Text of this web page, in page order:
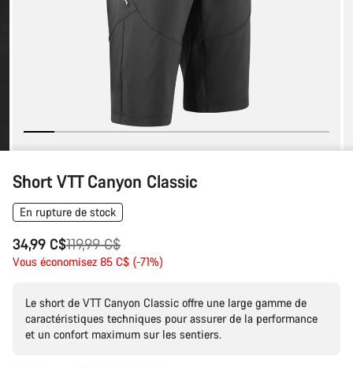
Short VTT Canyon Classic
En rupture de stock
34,99 C$
Prix
119,99 C$
Vous économisez 85 C$ (-71%)
Le short de VTT Canyon Classic offre une large gamme de
caractéristiques techniques pour assurer de la performance
et un confort maximum sur les sentiers.